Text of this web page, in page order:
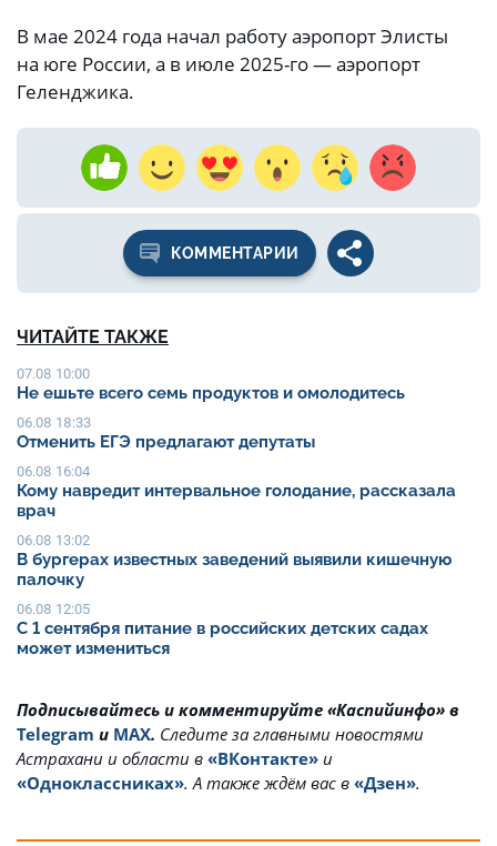
В мае 2024 года начал работу аэропорт Элисты
на юге России, а в июле 2025-го — аэропорт
Геленджика.
КОММЕНТАРИИ
ЧИТАЙТЕ ТАКЖЕ
07.08 10:00
Не ешьте всего семь продуктов и омолодитесь
06.08 18:33
Отменить ЕГЭ предлагают депутаты
06.08 16:04
Кому навредит интервальное голодание, рассказала
врач
06.08 13:02
В бургерах известных заведений выявили кишечную
палочку
06.08 12:05
С 1 сентября питание в российских детских садах
может измениться
Подписывайтесь и комментируйте «Каспийинфо» в
Telegram и MAX. Cледите за главными новостями
Астрахани и области в «ВКонтакте» и
«Одноклассниках». А также ждём вас в «Дзен».